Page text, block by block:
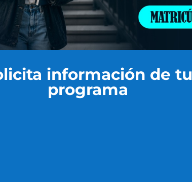
información de tu
programa